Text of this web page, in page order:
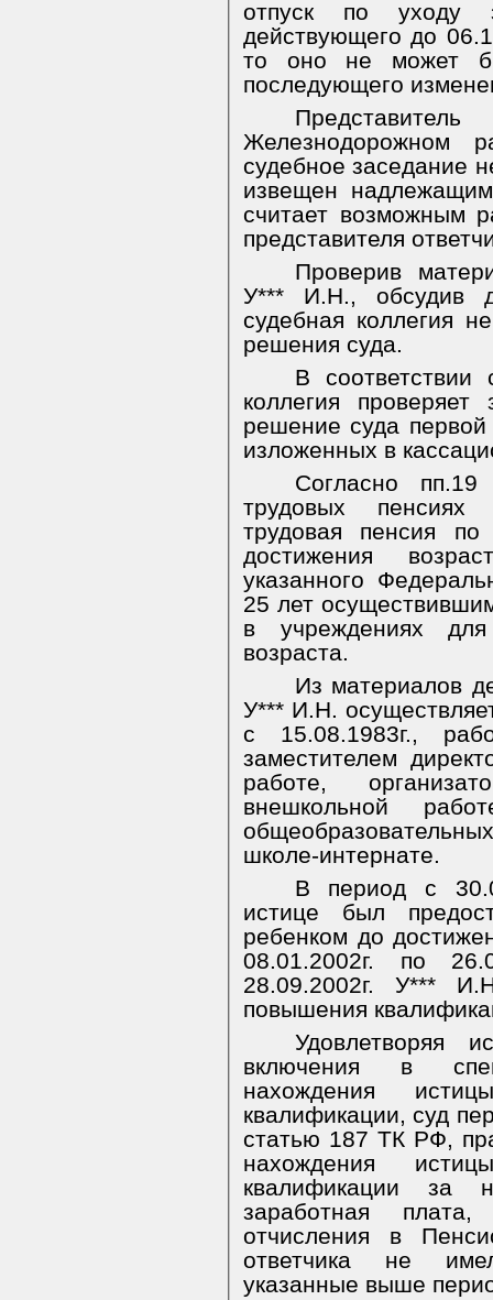
отпуск по уходу
действующего до
то оно не может
последующего
Железнодорожном
судебное заседание
извещен
считает возможным
представителя
Проверив
У*** И.Н., обсудив
судебная коллегия
решения суда.
В
коллегия проверяет
решение суда
изложенных в
Согласно
трудовых
трудовая пенсия по
достижения
указанного
25 лет
в учреждениях
возраста.
Из материалов
У*** И.Н.
с 15.08.1983г.,
заместителем
работе,
внешкольной
школе-интернате.
В период с
истице был
ребенком до
08.01.2002г. по
28.09.2002г. У***
повышения
Удовлетворяя
включения в
нахождения
квалификации, суд
статью 187 ТК РФ,
нахождения
квалификации за
заработная
отчисления в
ответчика не
указанные выше